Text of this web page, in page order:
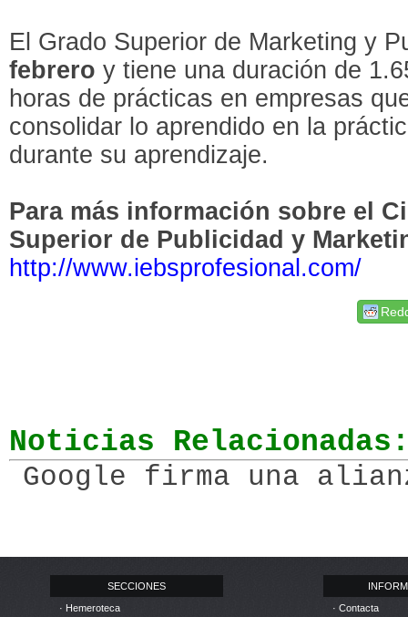
El Grado Superior de Marketing y
febreroy tiene una duración de
horas de prácticas en empresas
consolidar lo aprendido en la
durante su aprendizaje.
Para más información sobre el
Superior de Publicidad y
http://www.iebsprofesional.com/
Noticias
Google firma una
SECCIONES
· Hemeroteca
· Contacta